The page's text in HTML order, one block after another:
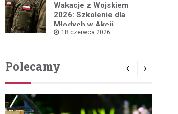
Wakacje z Wojskiem
2026: Szkolenie dla
Młodych w Akcji
18 czerwca 2026
Polecamy